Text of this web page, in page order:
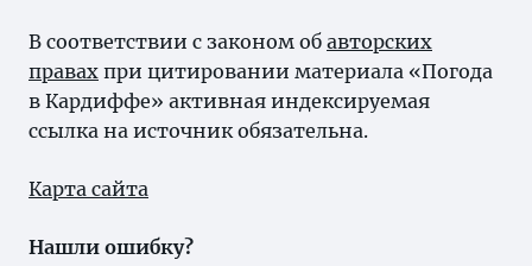
В соответствии с законом об авторских
правах при цитировании материала «Погода
в Кардиффе» активная индексируемая
ссылка на источник обязательна.
Карта сайта
Нашли ошибку?